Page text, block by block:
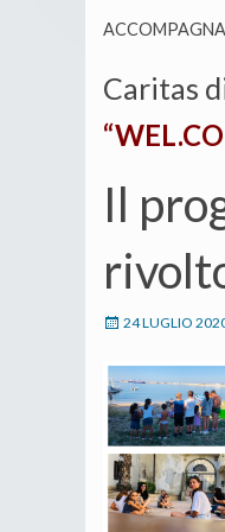
Caritas
Il
24 LUGLIO